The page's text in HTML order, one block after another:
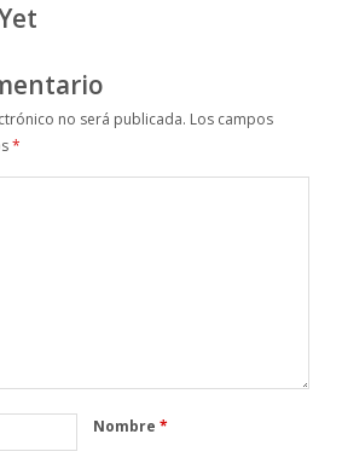
no será publicada. Los campos
*
Nombre*